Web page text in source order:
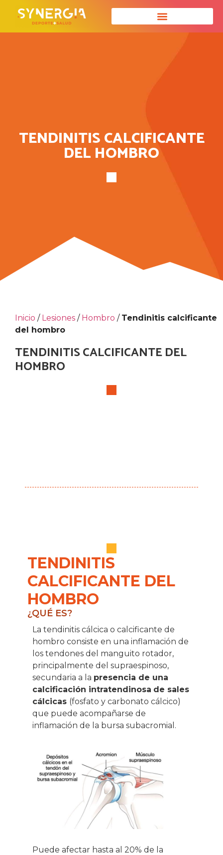
TENDINITIS CALCIFICANTE
DEL HOMBRO
Inicio / Lesiones / Hombro / Tendinitis calcificante
del hombro
TENDINITIS CALCIFICANTE DEL
HOMBRO
TENDINITIS
CALCIFICANTE DEL
HOMBRO
¿QUÉ ES?
La tendinitis cálcica o calcificante de
hombro consiste en una inflamación de
los tendones del manguito rotador,
principalmente del supraespinoso,
secundaria a la presencia de una
calcificación intratendinosa de sales
cálcicas (fosfato y carbonato cálcico)
que puede acompañarse de
inflamación de la bursa subacromial.
Puede afectar hasta al 20% de la